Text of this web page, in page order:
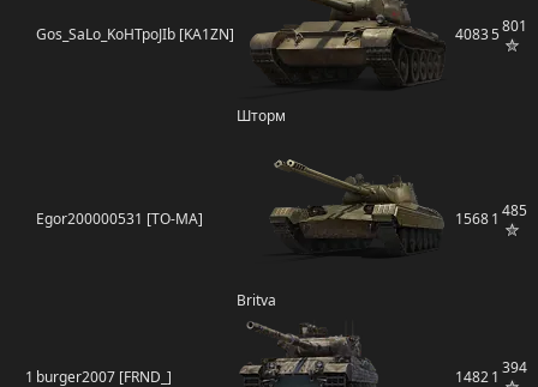
Gos_SaLo_KoHTpoJIb [KA1ZN]
Шторм
40835801
Egor200000531 [TO-MA]
Britva
15681 485
1 burger2007 [FRND_] 14821 394